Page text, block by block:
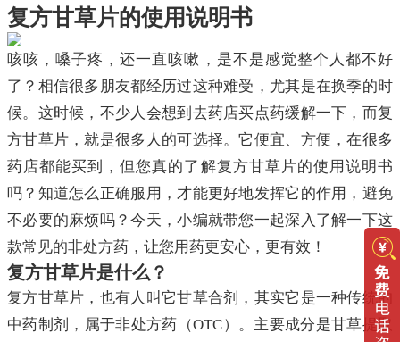
复方甘草片的使用说明书
咳咳，嗓子疼，还一直咳嗽，是不是感觉整个人都不好
了？相信很多朋友都经历过这种难受，尤其是在换季的时
候。这时候，不少人会想到去药店买点药缓解一下，而复
方甘草片，就是很多人的可选择。它便宜、方便，在很多
药店都能买到，但您真的了解复方甘草片的使用说明书
吗？知道怎么正确服用，才能更好地发挥它的作用，避免
不必要的麻烦吗？今天，小编就带您一起深入了解一下这
款常见的非处方药，让您用药更安心，更有效！
复方甘草片是什么？
复方甘草片，也有人叫它甘草合剂，其实它是一种传统的
中药制剂，属于非处方药（OTC）。主要成分是甘草提取